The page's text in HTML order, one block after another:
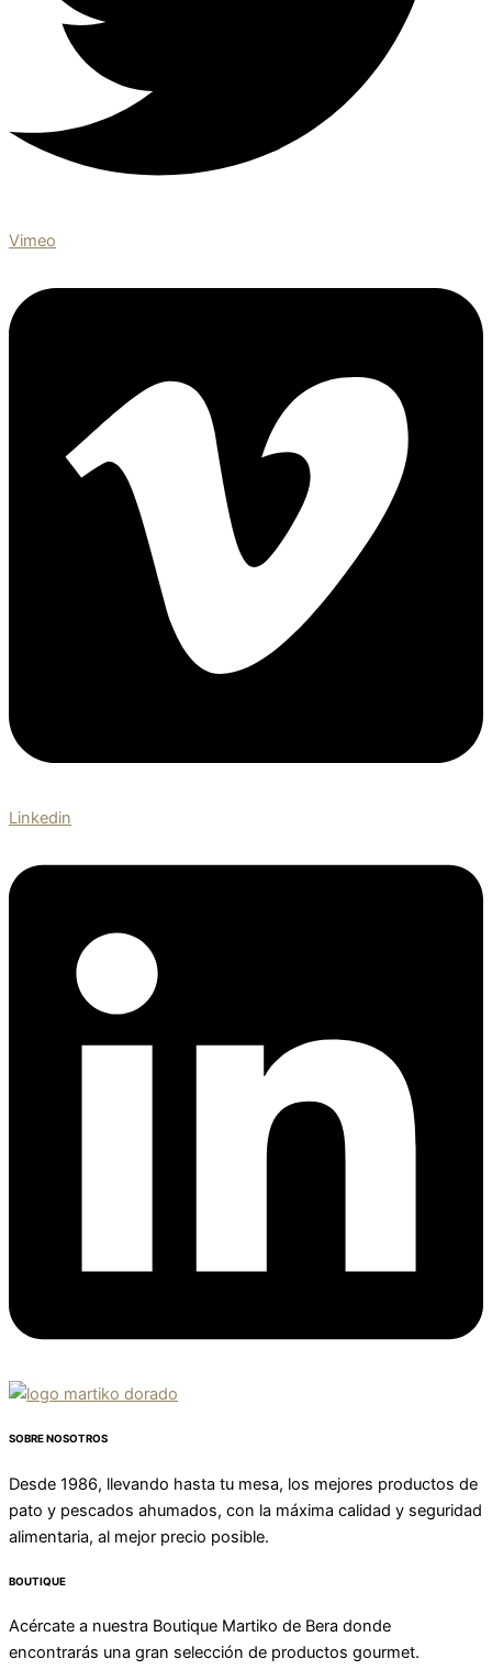
Vimeo
Linkedin
SOBRE NOSOTROS
Desde 1986, llevando hasta tu mesa, los mejores productos de
pato y pescados ahumados, con la máxima calidad y seguridad
alimentaria, al mejor precio posible.
BOUTIQUE
Acércate a nuestra Boutique Martiko de Bera donde
encontrarás una gran selección de productos gourmet.